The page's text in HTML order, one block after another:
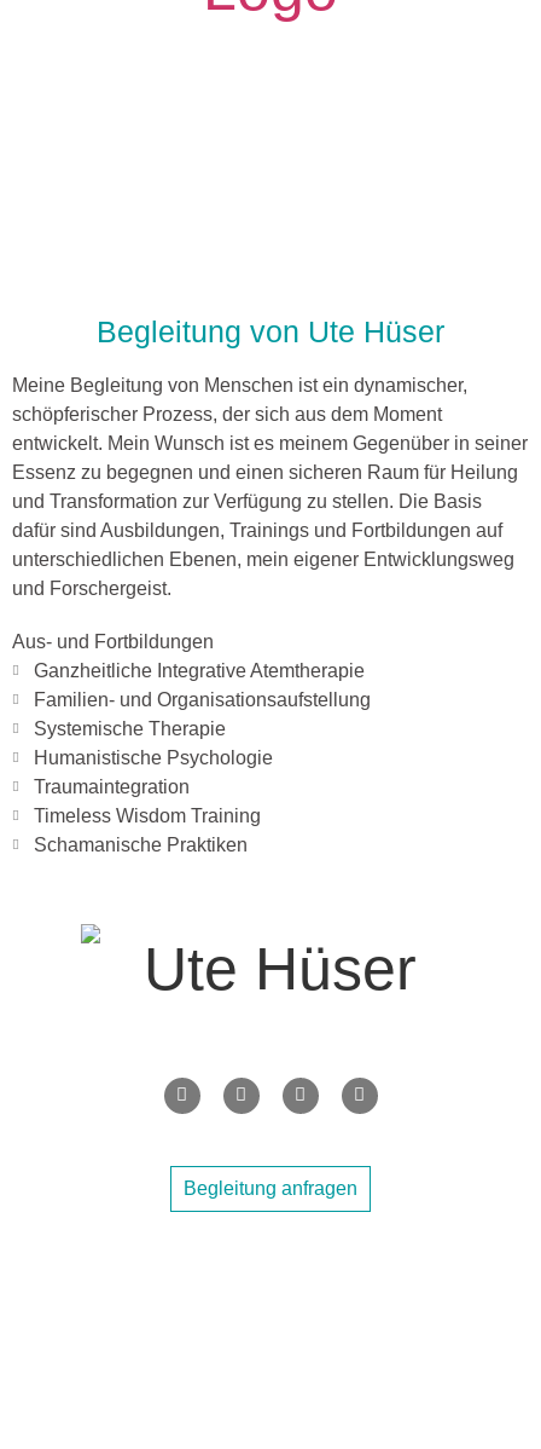
Begleitung von Ute Hüser
Meine Begleitung von Menschen ist ein dynamischer,
schöpferischer Prozess, der sich aus dem Moment
entwickelt. Mein Wunsch ist es meinem Gegenüber in seiner
Essenz zu begegnen und einen sicheren Raum für Heilung
und Transformation zur Verfügung zu stellen. Die Basis
dafür sind Ausbildungen, Trainings und Fortbildungen auf
unterschiedlichen Ebenen, mein eigener Entwicklungsweg
und Forschergeist.
Aus- und Fortbildungen
Ganzheitliche Integrative Atemtherapie
Familien- und Organisationsaufstellung
Systemische Therapie
Humanistische Psychologie
Traumaintegration
Timeless Wisdom Training
Schamanische Praktiken
Begleitung anfragen